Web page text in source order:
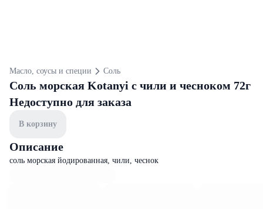
Масло, соусы и специи Соль
Соль морская Kotanyi с чили и чесноком 72г
Недоступно для заказа
В корзину
Описание
соль морская йодированная, чили, чеснок